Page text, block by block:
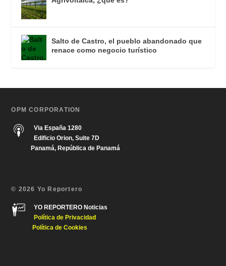
Salto de Castro, el pueblo abandonado que
renace como negocio turístico
OPM CORPORATION
Via España 1280
Edificio Orion, Suite 7D
Panamá, República de Panamá
© 2026 Yo Reportero
YO REPORTERO Noticias
Política de Privacidad
Política de Cookies